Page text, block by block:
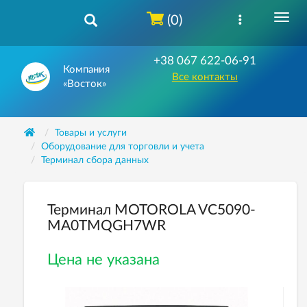
Компания
«Восток»
+38 067 622-06-91
Все контакты
(0)
Товары и услуги
Оборудование для торговли и учета
Терминал сбора данных
Терминал MOTOROLA VC5090-
MA0TMQGH7WR
Цена не указана